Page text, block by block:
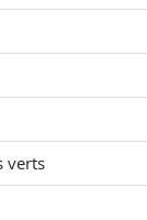
verts